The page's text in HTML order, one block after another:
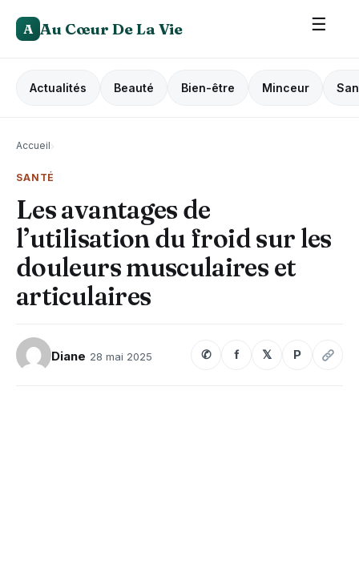
A Au Cœur De La Vie ☰
Actualités Beauté Bien-être Minceur
Accueil›
SANTÉ
Les avantages de
l’utilisation du froid sur les
douleurs musculaires et
articulaires
Diane 28 mai 2025 ✆ f 𝕏 P